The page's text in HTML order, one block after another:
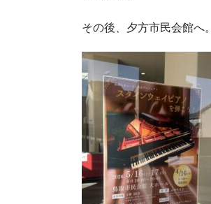
その後、夕方市民会館へ。